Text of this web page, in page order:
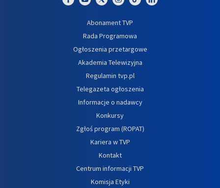
Abonament TVP
Rada Programowa
Ogłoszenia przetargowe
Akademia Telewizyjna
Regulamin tvp.pl
Telegazeta ogłoszenia
Informacje o nadawcy
Konkursy
Zgłoś program (ROPAT)
Kariera w TVP
Kontakt
Centrum informacji TVP
Komisja Etyki